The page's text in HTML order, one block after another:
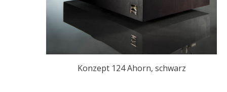
Konzept 124 Ahorn, schwarz